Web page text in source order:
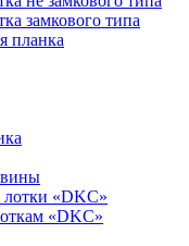
замкового типа
планка
лотки «DKC»
«DKC»